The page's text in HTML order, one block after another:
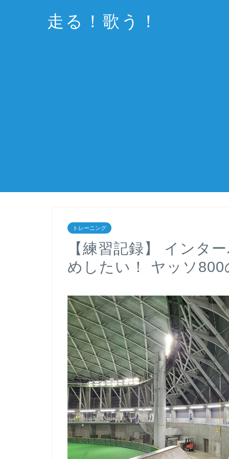
走る！歌う！
トレーニング
【練習記録】 インタ
めしたい！ ヤッソ